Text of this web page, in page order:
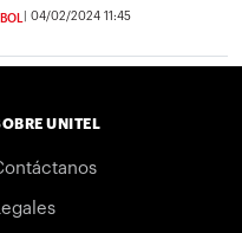
04/02/2024 11:45
UNITEL
Legales